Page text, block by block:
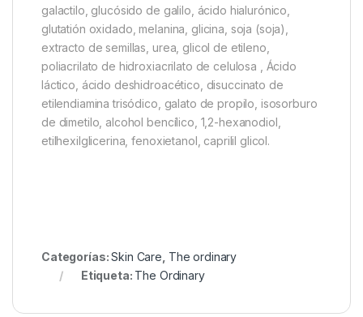
galactilo, glucósido de galilo, ácido hialurónico,
glutatión oxidado, melanina, glicina, soja (soja),
extracto de semillas, urea, glicol de etileno,
poliacrilato de hidroxiacrilato de celulosa , Ácido
láctico, ácido deshidroacético, disuccinato de
etilendiamina trisódico, galato de propilo, isosorburo
de dimetilo, alcohol bencílico, 1,2-hexanodiol,
etilhexilglicerina, fenoxietanol, caprilil glicol.
Categorías:Skin Care, The ordinary
Etiqueta: The Ordinary